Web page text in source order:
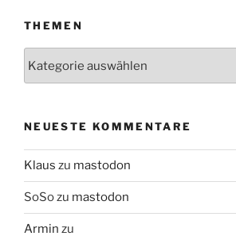
THEMEN
NEUESTE KOMMENTARE
Klaus zu mastodon
SoSozu mastodon
Armin zu